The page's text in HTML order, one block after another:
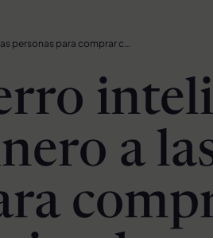
Perro inteligente pide dinero a las personas para comprar comida en la tienda
a